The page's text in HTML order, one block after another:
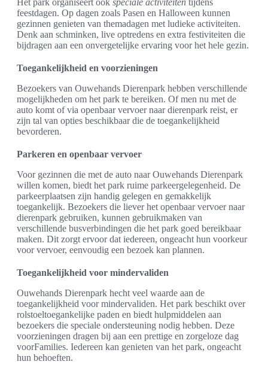
feestdagen. Op dagen zoals Pasen en Halloween kunnen
gezinnen genieten van themadagen met ludieke activiteiten.
Denk aan schminken, live optredens en extra festiviteiten die
bijdragen aan een onvergetelijke ervaring voor het hele gezin.
Toegankelijkheid en voorzieningen
Bezoekers van Ouwehands Dierenpark hebben verschillende
mogelijkheden om het park te bereiken. Of men nu met de
auto komt of via openbaar vervoer naar dierenpark reist, er
zijn tal van opties beschikbaar die de toegankelijkheid
bevorderen.
Parkeren en openbaar vervoer
Voor gezinnen die met de auto naar Ouwehands Dierenpark
willen komen, biedt het park ruime parkeergelegenheid. De
parkeerplaatsen zijn handig gelegen en gemakkelijk
toegankelijk. Bezoekers die liever het openbaar vervoer naar
dierenpark gebruiken, kunnen gebruikmaken van
verschillende busverbindingen die het park goed bereikbaar
maken. Dit zorgt ervoor dat iedereen, ongeacht hun voorkeur
voor vervoer, eenvoudig een bezoek kan plannen.
Toegankelijkheid voor mindervaliden
Ouwehands Dierenpark hecht veel waarde aan de
toegankelijkheid voor mindervaliden. Het park beschikt over
rolstoeltoegankelijke paden en biedt hulpmiddelen aan
bezoekers die speciale ondersteuning nodig hebben. Deze
voorzieningen dragen bij aan een prettige en zorgeloze dag
voorFamilies. Iedereen kan genieten van het park, ongeacht
hun behoeften.